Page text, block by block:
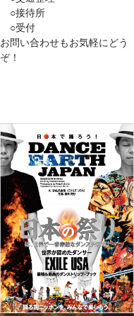
○接待所
○受付
お問い合わせもお気軽にどう
ぞ！